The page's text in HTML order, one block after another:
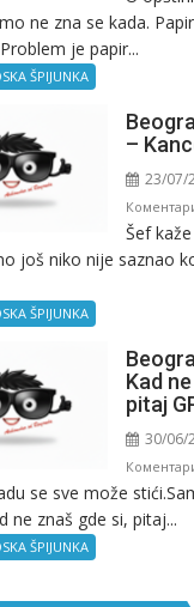
ne zna se kada.
je papir...
ŠPIJUNKA
–
23/07/
Šef
još niko nije saznao
ŠPIJUNKA
Kad
pitaj
30/06/
se sve može
ne znaš gde si, pitaj...
ŠPIJUNKA